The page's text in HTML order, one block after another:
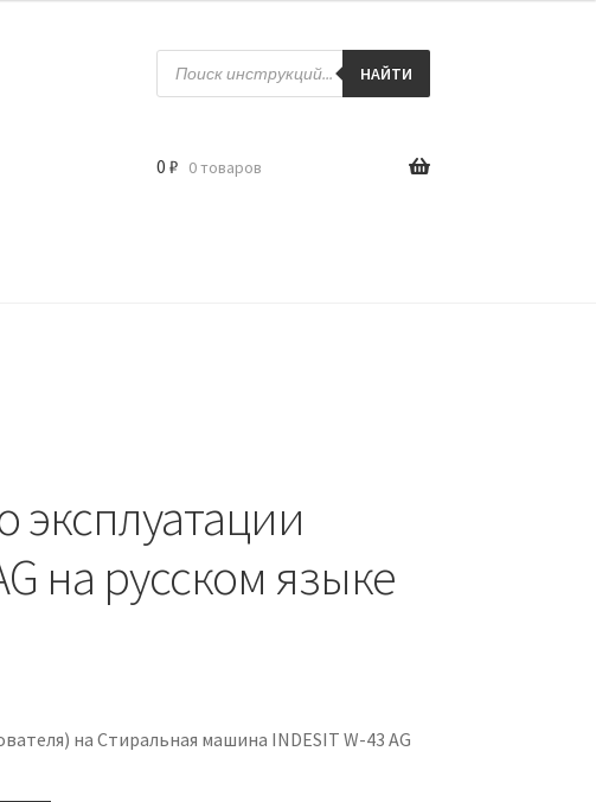
Поиск
товаров НАЙТИ
0 ₽ 0 товаров
эксплуатации
на русском языке
на Стиральная машина INDESIT W-43 AG